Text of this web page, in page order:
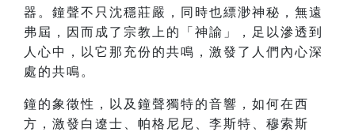
器。鐘聲不只沈穩莊嚴，同時也縹渺神秘，無遠
弗屆，因而成了宗教上的「神諭」，足以滲透到
人心中，以它那充份的共鳴，激發了人們內心深
處的共鳴。
鐘的象徵性，以及鐘聲獨特的音響，如何在西
方，激發白遼士、帕格尼尼、李斯特、穆索斯